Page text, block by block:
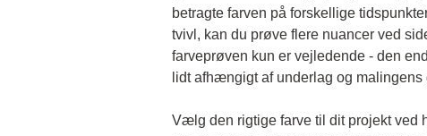
betragte farven på forskellige
tvivl, kan du prøve flere nuancer ved
farveprøven kun er vejledende - den
lidt afhængigt af underlag og malingens
Vælg den rigtige farve til dit projekt ved